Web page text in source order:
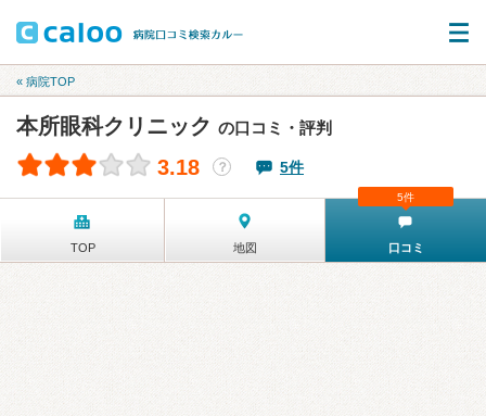
« 病院TOP
本所眼科クリニック の口コミ・評判
3.18 ？ 5件
TOP 地図 口コミ
5件